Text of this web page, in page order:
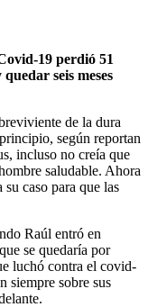
19 perdió 51
seis meses
de la dura
según reportan
incluso no creía que
saludable. Ahora
caso para que las
Raúl entró en
se quedaría por
luchó contra el covid-
siempre sobre sus